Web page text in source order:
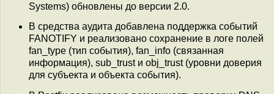
Systems) обновлены до версии 2.0.
В средства аудита добавлена поддержка событий
FANOTIFY и реализовано сохранение в логе полей
fan_type (тип события), fan_info (связанная
информация), sub_trust и obj_trust (уровни доверия
для субъекта и объекта события).